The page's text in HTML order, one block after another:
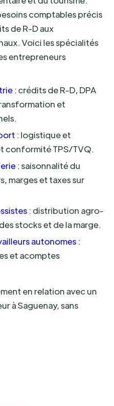
comptables précis
de R-D aux
Voici les spécialités
entrepreneurs
: crédits de R-D, DPA
et
: logistique et
conformité TPS/TVQ.
: saisonnalité du
marges et taxes sur
: distribution agro-
stocks et de la marge.
autonomes :
et acomptes
en relation avec un
à Saguenay, sans